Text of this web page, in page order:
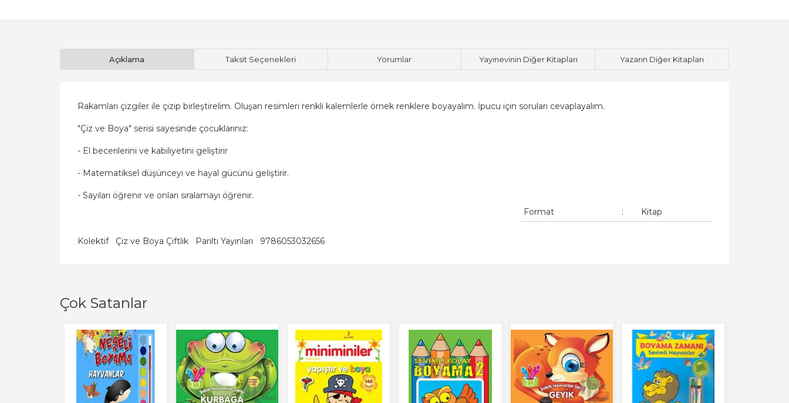
Açıklama Taksit Seçenekleri Yorumlar Yayınevinin Diğer Kitapları Yazarın Diğer Kitapları
Rakamları çizgiler ile çizip birleştirelim. Oluşan resimleri renkli kalemlerle örnek renklere boyayalım. İpucu için soruları cevaplayalım.
"Çiz ve Boya" serisi sayesinde çocuklarınız:
- El becerilerini ve kabiliyetini geliştirir
- Matematiksel düşünceyi ve hayal gücünü geliştirir.
- Sayıları öğrenir ve onları sıralamayı öğrenir.
Format
: Kitap
Kolektif Çiz ve Boya Çiftlik Parıltı Yayınları 9786053032656
Çok Satanlar